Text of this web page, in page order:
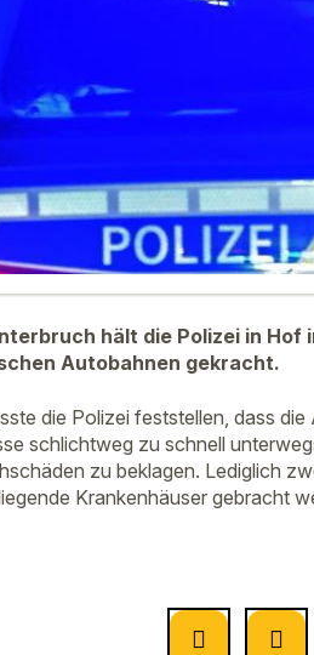
hält die Polizei in Hof
Autobahnen gekracht.
die Polizei feststellen, dass
schlichtweg zu schnell
zu beklagen. Lediglich
Krankenhäuser gebracht